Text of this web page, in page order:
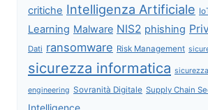
critiche Intelligenza Artificiale
Learning Malware NIS2 phishing
Dati ransomware Risk Management
sicurezza informatica
engineering Sovranità Digitale Supply Chain